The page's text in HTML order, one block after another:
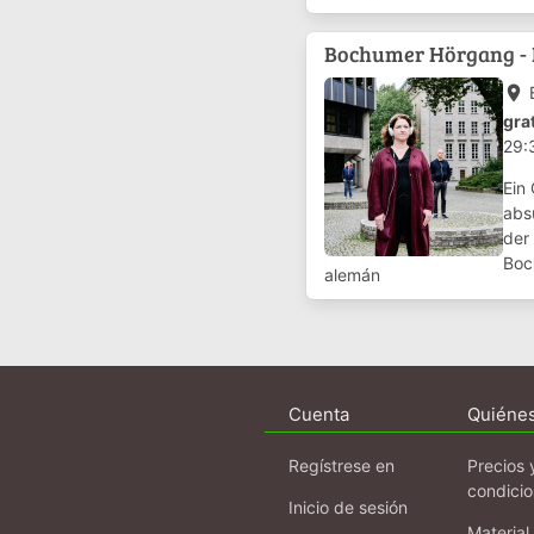
Bochumer Hörgang
alemán
place
Ein
der
Cuenta
Regístrese en
Inicio de sesión
Precios